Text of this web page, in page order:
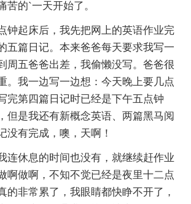
苦的`一天开始了。
钟起床后，我先把网上的英语作业完
五篇日记。本来爸爸每天要求我写一
周五爸爸出差，我偷懒没写。爸爸很
。我一边写一边想：今天晚上要几点
完第四篇日记时已经是下午五点钟
但是我还有新概念英语、两篇黑马阅
没有完成，噢，天啊！
连休息的时间也没有，就继续赶作业
啊做啊，不知不觉已经是夜里十二点
的非常累了，我眼睛都快睁不开了，